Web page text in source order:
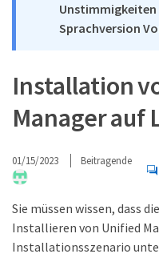
Unstimmigkeiten
Sprachversion
Installation
Manager auf
01/15/2023 Beitragende
Sie müssen wissen, dass
Installieren von Unified
Installationsszenario